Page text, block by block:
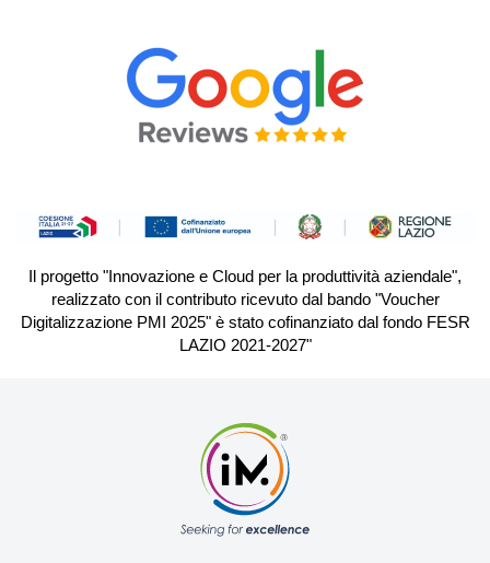
Il progetto "Innovazione e Cloud per la produttività aziendale",
realizzato con il contributo ricevuto dal bando "Voucher
Digitalizzazione PMI 2025" è stato cofinanziato dal fondo FESR
LAZIO 2021-2027"